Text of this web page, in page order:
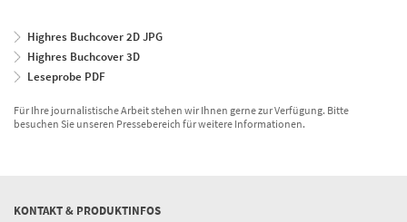
Highres Buchcover 2D JPG
Highres Buchcover 3D
Leseprobe PDF
Für Ihre journalistische Arbeit stehen wir Ihnen gerne zur Verfügung. Bitte
besuchen Sie unseren Pressebereich für weitere Informationen.
KONTAKT & PRODUKTINFOS